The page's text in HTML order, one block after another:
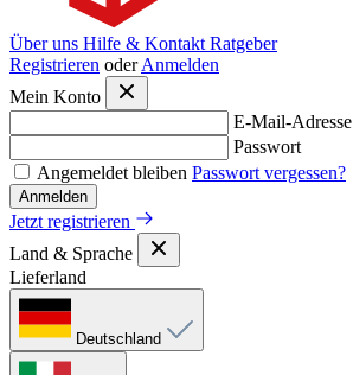
Über uns Hilfe & Kontakt Ratgeber
Registrieren oder Anmelden
Mein Konto
E-Mail-Adresse
Passwort
Angemeldet bleiben Passwort vergessen?
Anmelden
Jetzt registrieren
Land & Sprache
Lieferland
Deutschland